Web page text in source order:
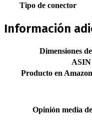
Tipo de conector
Información
Dimensiones
ASIN
Producto en
Opinión media